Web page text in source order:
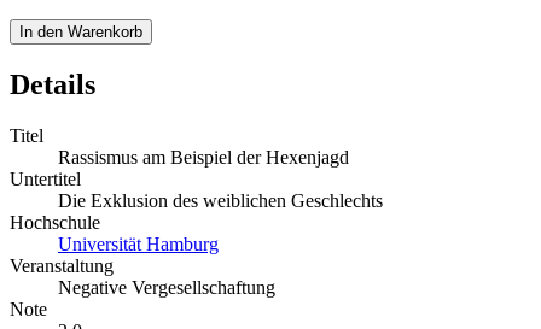
In den Warenkorb
Details
Titel
Rassismus am Beispiel der Hexenjagd
Untertitel
Die Exklusion des weiblichen Geschlechts
Hochschule
Universität Hamburg
Veranstaltung
Negative Vergesellschaftung
Note